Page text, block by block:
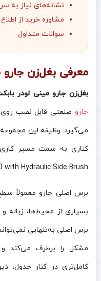
نشانه‌های نیاز به
مشاوره خرید از
سوالات متداول
معرفی بغل‌زن جارو
بغل‌زن جارو مینی‌ لودر
جارو
می‌گیرد. وظیفه این
with Hydraulic Side Brush
برس اصلی جارو معمولاً
بسیاری از محیط‌ها، زباله
برس اصلی به‌تنهایی
مشکل را برطرف می‌کند
کامل‌تری در کنار جدول،